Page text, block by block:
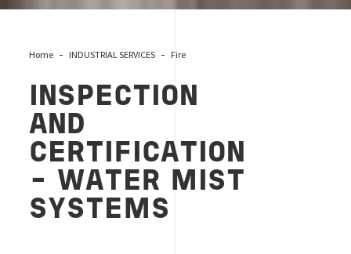
Home INDUSTRIAL SERVICES Fire
INSPECTION
AND
CERTIFICATION
- WATER MIST
SYSTEMS